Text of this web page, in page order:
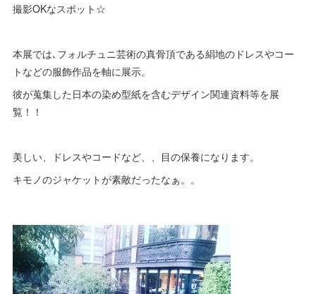
撮影OKなスポット☆
本展では､フォルチュニ芸術の真骨頂である絹地のドレスやコー
トなどの服飾作品を軸に展示。
彼が蒐集した日本の染め型紙を含むデザイン関連資料等を展
覧！！
美しい、ドレスやコードなど、、目の保養になります。
キモノのジャケットが素敵だったなぁ。。